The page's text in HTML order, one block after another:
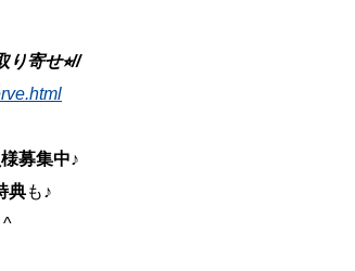
寄せ⭐︎//
募集中♪
典も♪
^